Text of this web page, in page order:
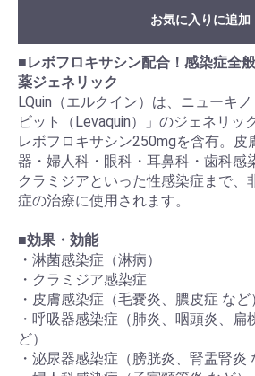
お気に入りに追加
■レボフロキサシン配合！感染症全
薬ジェネリック
LQuin（エルクイン）は、ニューキ
ビット（Levaquin）」のジェネリッ
レボフロキサシン250mgを含有。皮
器・婦人科・眼科・耳鼻科・歯科感
クラミジアといった性感染症まで、
症の治療に使用されます。
■効果・効能
・淋菌感染症（淋病）
・クラミジア感染症
・皮膚感染症（毛嚢炎、膿皮症 など
・呼吸器感染症（肺炎、咽頭炎、扁
ど）
・泌尿器感染症（膀胱炎、腎盂腎炎